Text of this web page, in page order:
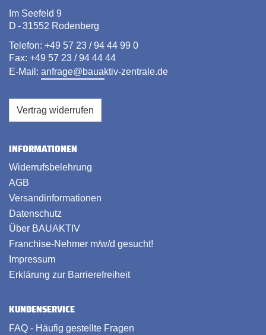
Im Seefeld 9
D - 31552 Rodenberg
Telefon: +49 57 23 / 94 44 99 0
Fax: +49 57 23 / 94 44 44
E-Mail: anfrage@bauaktiv-zentrale.de
Vertrag widerrufen
INFORMATIONEN
Widerrufsbelehrung
AGB
Versandinformationen
Datenschutz
Über BAUAKTIV
Franchise-Nehmer m/w/d gesucht!
Impressum
Erklärung zur Barrierefreiheit
KUNDENSERVICE
FAQ - Häufig gestellte Fragen